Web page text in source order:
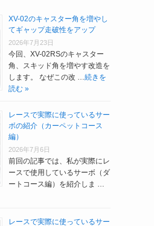
XV-02のキャスター角を増やし
てギャップ走破性をアップ
2026年7月23日
今回、XV-02RSのキャスター
角、スキッド角を増やす改造を
します。 なぜこの改 …続きを
読む »
レースで実際に使っているサー
ボの紹介（カーペットコース
編）
2026年7月6日
前回の記事では、私が実際にレ
ースで使用しているサーボ（ダ
ートコース編）を紹介しま …
レースで実際に使っているサー